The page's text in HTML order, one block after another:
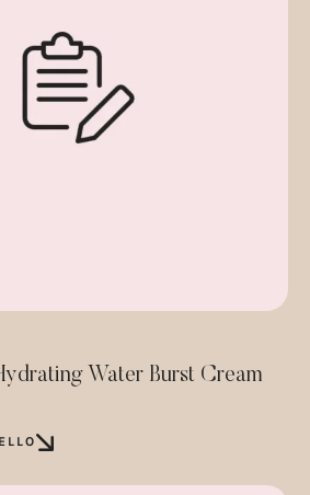
Water Burst Cream